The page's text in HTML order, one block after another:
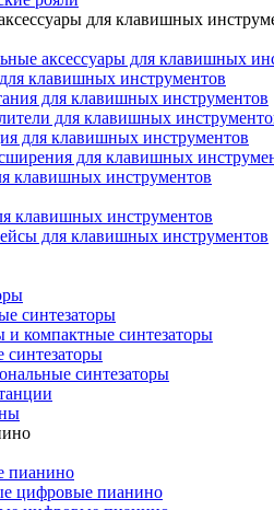
для клавишных
аксессуары для клавишных
клавишных инструментов
для клавишных инструментов
для клавишных
для клавишных инструментов
для клавишных
клавишных инструментов
клавишных инструментов
для клавишных инструментов
синтезаторы
и компактные синтезаторы
синтезаторы
пианино
цифровые пианино